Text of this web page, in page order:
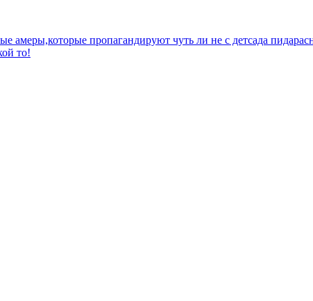
амеры,которые пропагандируют чуть ли не с детсада
то!